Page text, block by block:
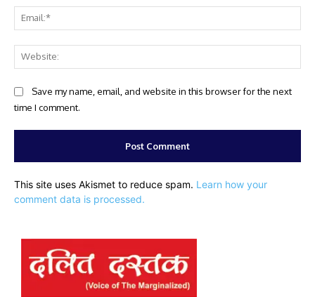
Save my name, email, and website in this browser for the next
time I comment.
This site uses Akismet to reduce spam. Learn how your
comment data is processed.